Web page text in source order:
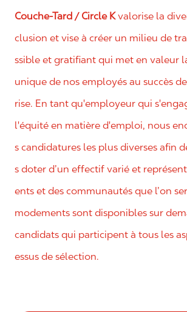
Couche-Tard / Circle Kvalorise la
clusion et vise à créer un milieu de
ssible et gratifiant qui met en valeur
unique de nos employés au succès
rise. En tant qu'employeur qui
l'équité en matière d'emploi, nous
s candidatures les plus diverses afin
s doter d’un effectif varié et
ents et des communautés que l’on
modements sont disponibles sur
candidats qui participent à tous les
essus de sélection.